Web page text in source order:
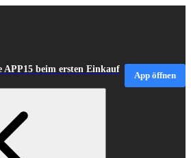
beim ersten Einkauf
App öffnen